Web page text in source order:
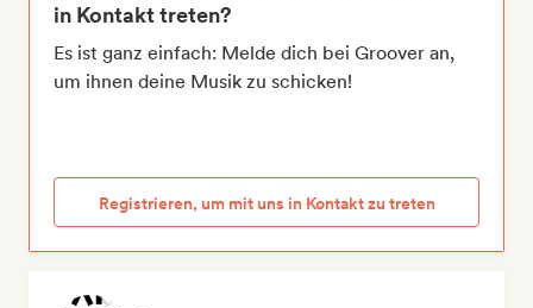
in Kontakt treten?
Es ist ganz einfach: Melde dich bei Groover an,
um ihnen deine Musik zu schicken!
Registrieren, um mit uns in Kontakt zu treten